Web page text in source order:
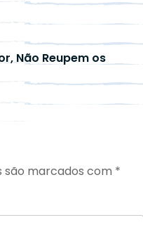
Não Reupem os
marcados com *